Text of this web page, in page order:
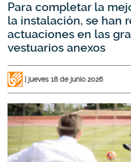
Para completar la
la instalación, se han
actuaciones en las
vestuarios anexos
jueves 18 de junio 2026